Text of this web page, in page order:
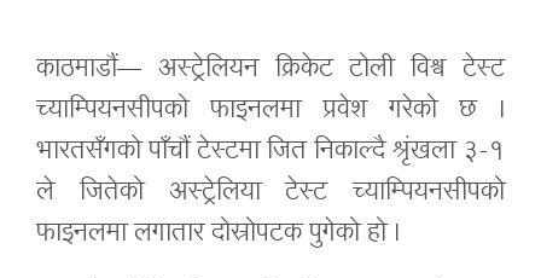
काठमाडौं— अस्ट्रेलियन क्रिकेट टोली विश्व टेस्ट
च्याम्पियनसीपको फाइनलमा प्रवेश गरेको छ ।
भारतसँगको पाँचौं टेस्टमा जित निकाल्दै श्रृंखला ३-१
ले जितेको अस्ट्रेलिया टेस्ट च्याम्पियनसीपको
फाइनलमा लगातार दोस्रोपटक पुगेको हो ।